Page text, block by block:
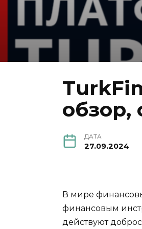
обзор,
ДАТА
27.09.2024
В мире
финансовым
действуют